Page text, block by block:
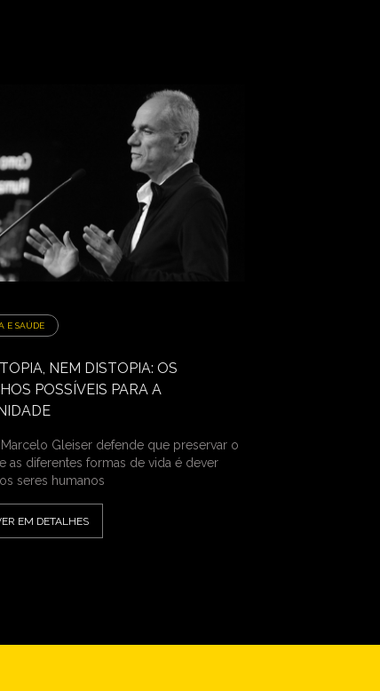
E SAÚDE
NEM DISTOPIA: OS
POSSÍVEIS PARA A
Gleiser defende que preservar o
as diferentes formas de vida é dever
seres humanos
EM DETALHES